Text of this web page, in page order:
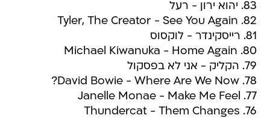
83. יהוא ירון - רעל
82. Tyler, The Creator - See You Again
81. רייסקינדר - לוקסוס
80. Michael Kiwanuka - Home Again
79. הקליק - אני לא בפסקול
78. David Bowie - Where Are We Now?
77. Janelle Monae - Make Me Feel
76. Thundercat - Them Changes